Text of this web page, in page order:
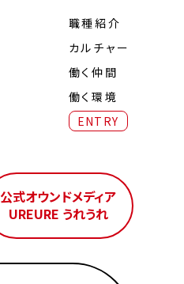
職種紹介
カルチャー
働く仲間
働く環境
ENTRY
公式オウンドメディア
UREURE うれうれ